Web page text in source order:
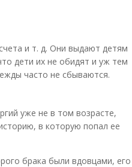
и т. д. Они выдают детям
дети их не обидят и уж тем
часто не сбываются.
уже не в том возрасте,
в которую попал ее
брака были вдовцами, его